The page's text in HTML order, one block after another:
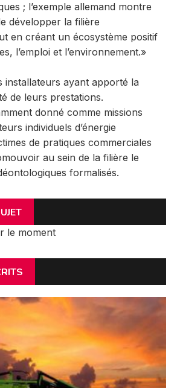
; l’exemple allemand montre
développer la filière
en créant un écosystème positif
l’emploi et l’environnement.»
installateurs ayant apporté la
de leurs prestations.
donné comme missions
individuels d’énergie
de pratiques commerciales
au sein de la filière le
formalisés.
le moment